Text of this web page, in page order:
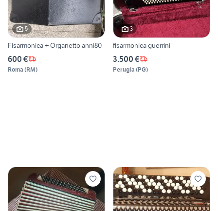
5
Fisarmonica + Organetto anni80
600 €
Roma (RM)
3
fisarmonica guerrini
3.500 €
Perugia (PG)